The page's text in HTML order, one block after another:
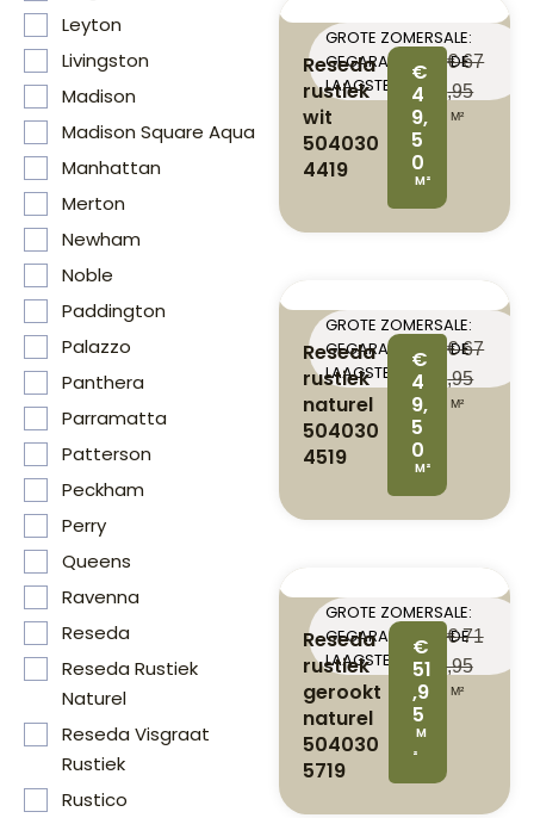
Leyton
Livingston
Madison
Madison Square Aqua
Manhattan
Merton
Newham
Noble
Paddington
Palazzo
Panthera
Parramatta
Patterson
Peckham
Perry
Queens
Ravenna
Reseda
Reseda Rustiek
Naturel
Reseda Visgraat
Rustiek
Rustico
GROTE ZOMERSALE:
GEGARANDEERD DE
LAAGSTE PRIJS
Reseda
rustiek
wit
504030
4419
€
4
9,
5
0
M²
€67
,95
M²
GROTE ZOMERSALE:
GEGARANDEERD DE
LAAGSTE PRIJS
Reseda
rustiek
naturel
504030
4519
€
4
9,
5
0
M²
€67
,95
M²
GROTE ZOMERSALE:
GEGARANDEERD DE
LAAGSTE PRIJS
Reseda
rustiek
gerookt
naturel
504030
5719
€
51
,9
5
M
²
€71
,95
M²